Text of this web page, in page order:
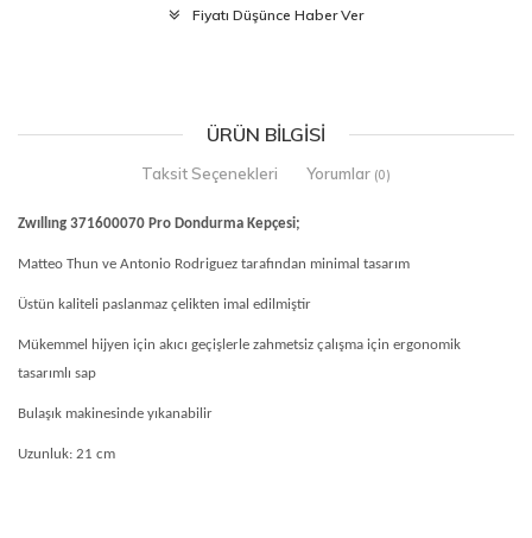
Fiyatı Düşünce Haber Ver
ÜRÜN BILGISI
Taksit Seçenekleri Yorumlar (0)
Zwıllıng 371600070 Pro Dondurma Kepçesi;
Matteo Thun ve Antonio Rodriguez tarafından minimal tasarım
Üstün kaliteli paslanmaz çelikten imal edilmiştir
Mükemmel hijyen için akıcı geçişlerle zahmetsiz çalışma için ergonomik
tasarımlı sap
Bulaşık makinesinde yıkanabilir
Uzunluk: 21 cm